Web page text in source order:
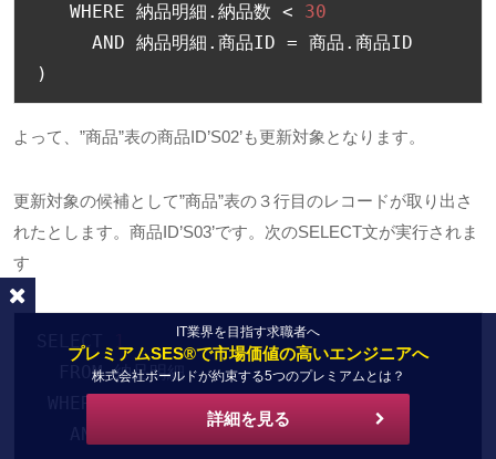
   WHERE
納品明細.納品数 <
30
     AND
納品明細.商品ID = 商品.商品
)
よって、”商品”表の商品ID’S02’も更新対象となります。
更新対象の候補として”商品”表の３行目のレコードが取り出さ
れたとします。商品ID’S03’です。次のSELECT文が実行されま
す
SELECT
  FROM
納品明細
ID
IT業界を目指す求職者へ
プレミアムSES®で市場価値の高いエンジニアへ
株式会社ボールドが約束する5つのプレミアムとは？
詳細を見る